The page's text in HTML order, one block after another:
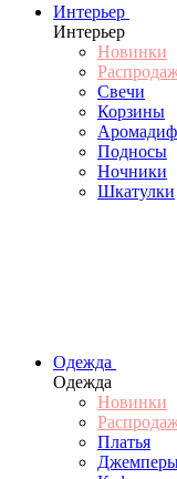
Интерьер
Интерьер
Новинки
Свечи
Корзины
Подносы
Ночники
Шкатулки
Одежда
Одежда
Новинки
Платья